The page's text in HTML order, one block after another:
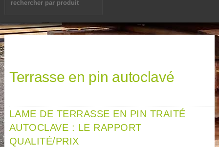
Terrasse en pin autoclavé
LAME DE TERRASSE EN PIN TRAITÉ
AUTOCLAVE : LE RAPPORT
QUALITÉ/PRIX